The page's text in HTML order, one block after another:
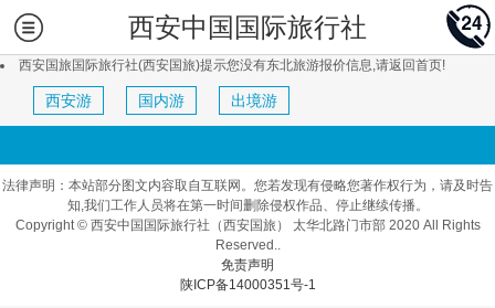
西安中国国际旅行社
西安国旅国际旅行社(西安国旅)提示您没有东北旅游报价信息,请返回首页!
西安游 国内游 出境游
法律声明：本站部分图文内容取自互联网。您若发现有侵略您著作权行为，请及时告
知,我们工作人员将在第一时间删除侵权作品、停止继续传播。
Copyright © 西安中国国际旅行社（西安国旅） 太华北路门市部 2020 All Rights
Reserved..
免责声明
陕ICP备14000351号-1